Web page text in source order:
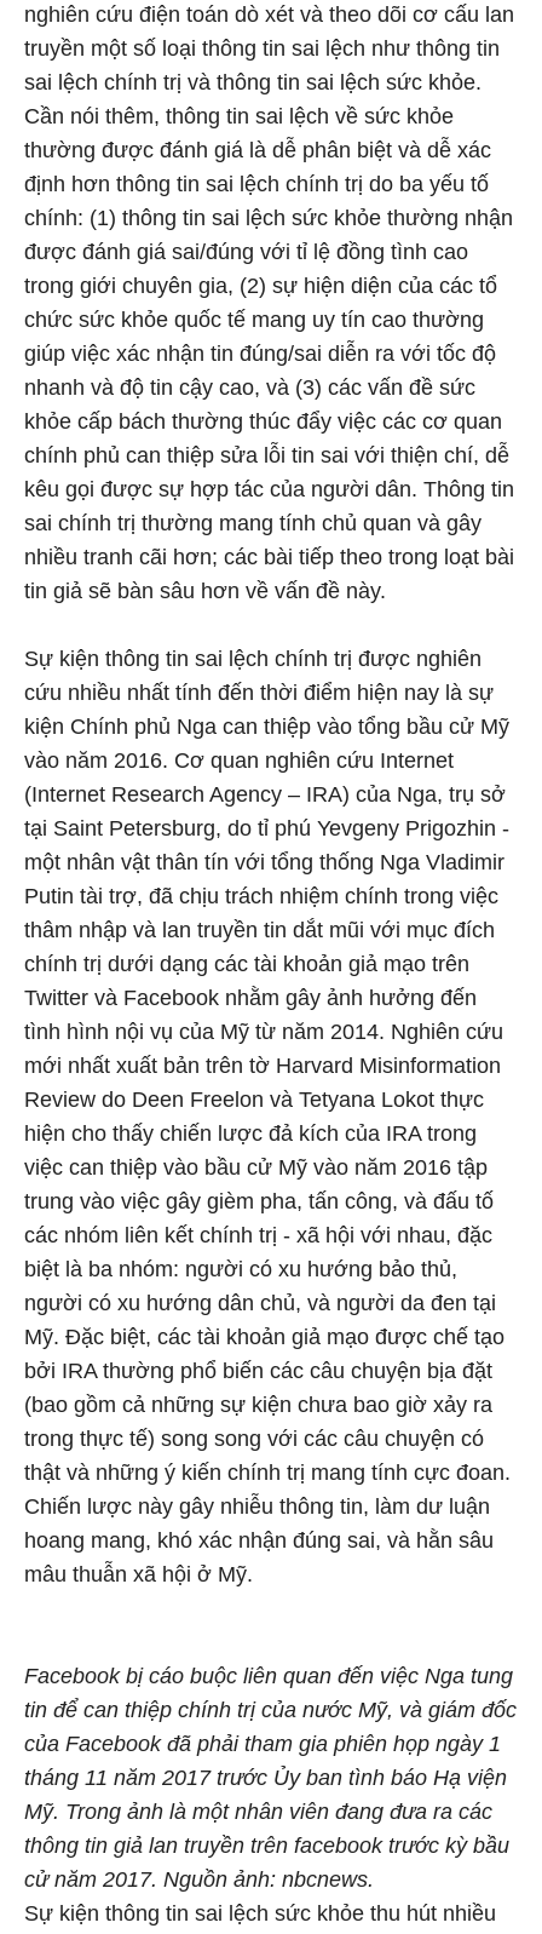
nghiên cứu điện toán dò xét và theo dõi cơ cấu lan
truyền một số loại thông tin sai lệch như thông tin
sai lệch chính trị và thông tin sai lệch sức khỏe.
Cần nói thêm, thông tin sai lệch về sức khỏe
thường được đánh giá là dễ phân biệt và dễ xác
định hơn thông tin sai lệch chính trị do ba yếu tố
chính: (1) thông tin sai lệch sức khỏe thường nhận
được đánh giá sai/đúng với tỉ lệ đồng tình cao
trong giới chuyên gia, (2) sự hiện diện của các tổ
chức sức khỏe quốc tế mang uy tín cao thường
giúp việc xác nhận tin đúng/sai diễn ra với tốc độ
nhanh và độ tin cậy cao, và (3) các vấn đề sức
khỏe cấp bách thường thúc đẩy việc các cơ quan
chính phủ can thiệp sửa lỗi tin sai với thiện chí, dễ
kêu gọi được sự hợp tác của người dân. Thông tin
sai chính trị thường mang tính chủ quan và gây
nhiều tranh cãi hơn; các bài tiếp theo trong loạt bài
tin giả sẽ bàn sâu hơn về vấn đề này.
Sự kiện thông tin sai lệch chính trị được nghiên
cứu nhiều nhất tính đến thời điểm hiện nay là sự
kiện Chính phủ Nga can thiệp vào tổng bầu cử Mỹ
vào năm 2016. Cơ quan nghiên cứu Internet
(Internet Research Agency – IRA) của Nga, trụ sở
tại Saint Petersburg, do tỉ phú Yevgeny Prigozhin -
một nhân vật thân tín với tổng thống Nga Vladimir
Putin tài trợ, đã chịu trách nhiệm chính trong việc
thâm nhập và lan truyền tin dắt mũi với mục đích
chính trị dưới dạng các tài khoản giả mạo trên
Twitter và Facebook nhằm gây ảnh hưởng đến
tình hình nội vụ của Mỹ từ năm 2014. Nghiên cứu
mới nhất xuất bản trên tờ Harvard Misinformation
Review do Deen Freelon và Tetyana Lokot thực
hiện cho thấy chiến lược đả kích của IRA trong
việc can thiệp vào bầu cử Mỹ vào năm 2016 tập
trung vào việc gây gièm pha, tấn công, và đấu tố
các nhóm liên kết chính trị - xã hội với nhau, đặc
biệt là ba nhóm: người có xu hướng bảo thủ,
người có xu hướng dân chủ, và người da đen tại
Mỹ. Đặc biệt, các tài khoản giả mạo được chế tạo
bởi IRA thường phổ biến các câu chuyện bịa đặt
(bao gồm cả những sự kiện chưa bao giờ xảy ra
trong thực tế) song song với các câu chuyện có
thật và những ý kiến chính trị mang tính cực đoan.
Chiến lược này gây nhiễu thông tin, làm dư luận
hoang mang, khó xác nhận đúng sai, và hằn sâu
mâu thuẫn xã hội ở Mỹ.
Facebook bị cáo buộc liên quan đến việc Nga tung
tin để can thiệp chính trị của nước Mỹ, và giám đốc
của Facebook đã phải tham gia phiên họp ngày 1
tháng 11 năm 2017 trước Ủy ban tình báo Hạ viện
Mỹ. Trong ảnh là một nhân viên đang đưa ra các
thông tin giả lan truyền trên facebook trước kỳ bầu
cử năm 2017. Nguồn ảnh: nbcnews.
Sự kiện thông tin sai lệch sức khỏe thu hút nhiều